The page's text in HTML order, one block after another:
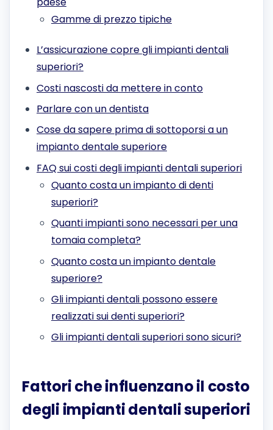
Gamme di prezzo tipiche
L’assicurazione copre gli impianti dentali
superiori?
Costi nascosti da mettere in conto
Parlare con un dentista
Cose da sapere prima di sottoporsi a un
impianto dentale superiore
FAQ sui costi degli impianti dentali superiori
Quanto costa un impianto di denti
superiori?
Quanti impianti sono necessari per una
tomaia completa?
Quanto costa un impianto dentale
superiore?
Gli impianti dentali possono essere
realizzati sui denti superiori?
Gli impianti dentali superiori sono sicuri?
Fattori che influenzano il costo
degli impianti dentali superiori